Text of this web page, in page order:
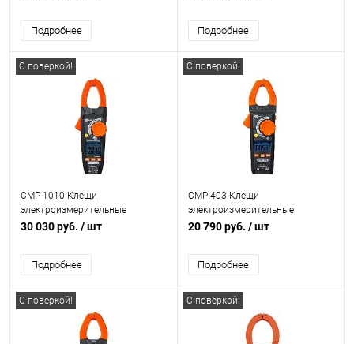
Подробнее Подробнее
С поверкой!
CMP-1010 Клещи
электроизмерительные
30 030 руб. / шт
Подробнее
С поверкой!
CMP-403 Клещи
электроизмерительные
20 790 руб. / шт
Подробнее
С поверкой! С поверкой!